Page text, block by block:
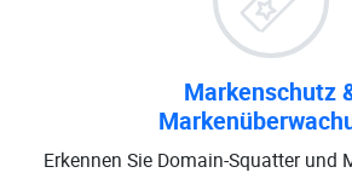
Markenschutz
Erkennen Sie Domain-Squatter und